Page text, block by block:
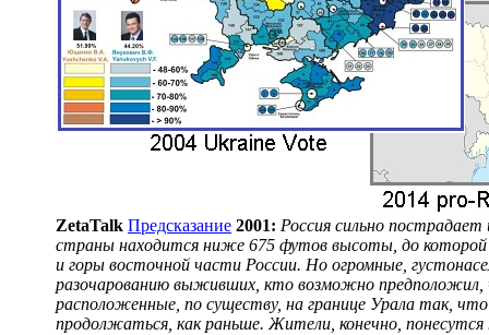
ZetaTalk Предсказание 2001: Россия сильно
страны находится ниже 675 футов высоты, до
и горы восточной части России. Но огромные,
разочарованию выживших, кто возможно предположил,
расположенные, по существу, на границе Урала так,
продолжаться, как раньше. Жители, конечно,